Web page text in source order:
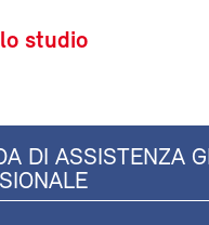
studio
DI ASSISTENZA